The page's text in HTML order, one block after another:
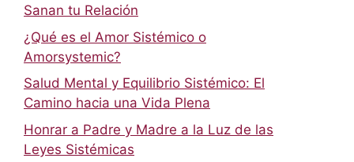
Sanan tu Relación
¿Qué es el Amor Sistémico o
Amorsystemic?
Salud Mental y Equilibrio Sistémico: El
Camino hacia una Vida Plena
Honrar a Padre y Madre a la Luz de las
Leyes Sistémicas